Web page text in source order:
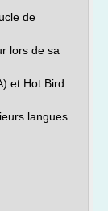
de
lors de sa
et Hot Bird
langues